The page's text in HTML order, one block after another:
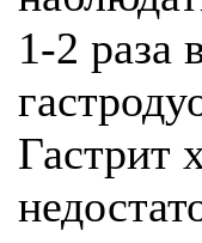
1-2 раза
Гастрит